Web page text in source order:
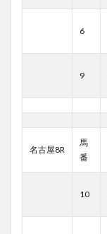
6
9
名古屋8R
馬
番
10